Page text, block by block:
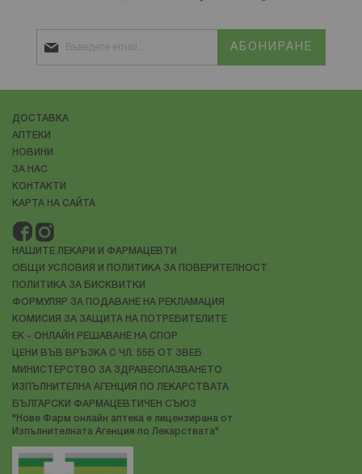
АБОНИРАНЕ
ДОСТАВКА
АПТЕКИ
НОВИНИ
ЗА НАС
КОНТАКТИ
КАРТА НА САЙТА
НАШИТЕ ЛЕКАРИ И ФАРМАЦЕВТИ
ОБЩИ УСЛОВИЯ И ПОЛИТИКА ЗА ПОВЕРИТЕЛНОСТ
ПОЛИТИКА ЗА БИСКВИТКИ
ФОРМУЛЯР ЗА ПОДАВАНЕ НА РЕКЛАМАЦИЯ
КОМИСИЯ ЗА ЗАЩИТА НА ПОТРЕБИТЕЛИТЕ
ЕК - ОНЛАЙН РЕШАВАНЕ НА СПОР
ЦЕНИ ВЪВ ВРЪЗКА С ЧЛ. 55Б ОТ ЗВЕБ
МИНИСТЕРСТВО ЗА ЗДРАВЕОПАЗВАНЕТО
ИЗПЪЛНИТЕЛНА АГЕНЦИЯ ПО ЛЕКАРСТВАТА
БЪЛГАРСКИ ФАРМАЦЕВТИЧЕН СЪЮЗ
"Нове Фарм онлайн аптека е лицензирана от
Изпълнителната Агенция по Лекарствата"